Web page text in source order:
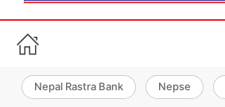
Nepal Rastra Bank Nepse